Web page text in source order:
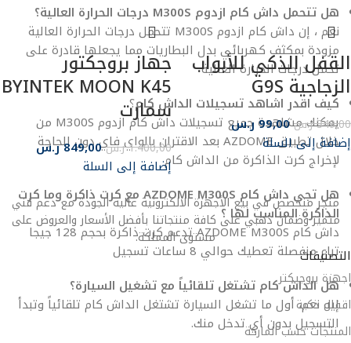
هل تتحمل داش كام ازدوم M300S درجات الحرارة العالية؟
نعم ، إن داش كام ازدوم M300S تتحمل درجات الحرارة العالية
مزودة بمكثف كهربائي بدل البطاريات مما يجعلها قادرة على
تحمل درجات الحرارة العالية
كيف اقدر اشاهد تسجيلات الداش كام؟
يمكنك مشاهدة جميع تسجيلات داش كام ازدوم M300S من
خلال تطبيق AZDOME بعد الاقتران بالواي فاي دون الحاجة
لإخراج كرت الذاكرة من الداش كام
هل تجي داش كام AZDOME M300S مع كرت ذاكرة وما كرت
الذاكرة المناسب لها ؟
داش كام AZDOME M300S تدعم كرت ذاكرة بحجم 128 جيجا
تباع منفصلة تعطيك حوالي 8 ساعات تسجيل
هل الداش كام تشتغل تلقائياً مع تشغيل السيارة؟
إيه نعم، أول ما تشغل السيارة تشتغل الداش كام تلقائياً وتبدأ
التسجيل بدون أي تدخل منك.
القفل الذكي للأبواب
الزجاجية G9S
349,00 ر.س 99,00 ر.س
إضافة إلى السلة
جهاز بروجكتور
BYINTEK MOON K45
سمارت
1.400,00 ر.س 849,00ر.س
إضافة إلى السلة
متجر متخصص في بيع الأجهزة الالكترونية عالية الجودة مع دعم فني
متميز وضمان ذهبي على كافة منتجاتنا بأفضل الأسعار والعروض على
مستوى المملكة.
التصنيفات
اجهزة بروجيكتر
اقفال ذكية
المنتجات حسب الماركة